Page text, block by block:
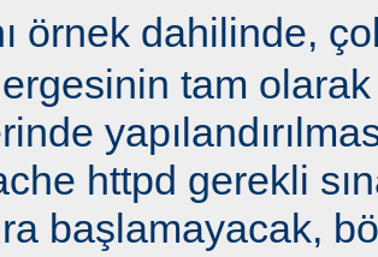
örnek dahilinde,
tam olarak
httpd gerekli
başlamayacak,